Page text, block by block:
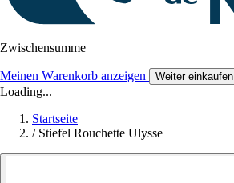
Zwischensumme
Meinen Warenkorb anzeigen Weiter einkaufen
Loading...
Startseite
/ Stiefel Rouchette Ulysse